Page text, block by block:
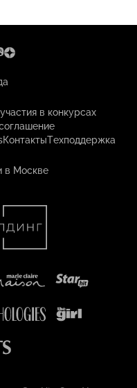
в конкурсах
КонтактыТехподдержка
в Москве